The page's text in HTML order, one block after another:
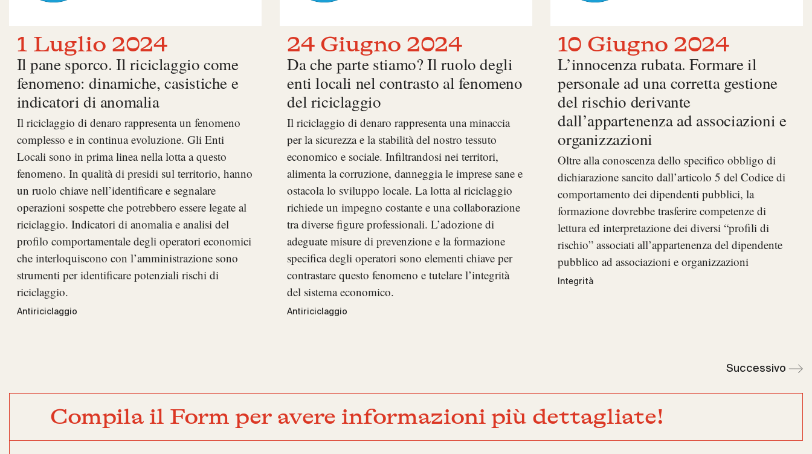
1 Luglio 2024
Il pane sporco. Il riciclaggio come
fenomeno: dinamiche, casistiche e
indicatori di anomalia
Il riciclaggio di denaro rappresenta un fenomeno
complesso e in continua evoluzione. Gli Enti
Locali sono in prima linea nella lotta a questo
fenomeno. In qualità di presidi sul territorio, hanno
un ruolo chiave nell’identificare e segnalare
operazioni sospette che potrebbero essere legate al
riciclaggio. Indicatori di anomalia e analisi del
profilo comportamentale degli operatori economici
che interloquiscono con l’amministrazione sono
strumenti per identificare potenziali rischi di
riciclaggio.
Antiriciclaggio
24 Giugno 2024
Da che parte stiamo? Il ruolo degli
enti locali nel contrasto al fenomeno
del riciclaggio
Il riciclaggio di denaro rappresenta una minaccia
per la sicurezza e la stabilità del nostro tessuto
economico e sociale. Infiltrandosi nei territori,
alimenta la corruzione, danneggia le imprese sane e
ostacola lo sviluppo locale. La lotta al riciclaggio
richiede un impegno costante e una collaborazione
tra diverse figure professionali. L’adozione di
adeguate misure di prevenzione e la formazione
specifica degli operatori sono elementi chiave per
contrastare questo fenomeno e tutelare l’integrità
del sistema economico.
Antiriciclaggio
10 Giugno 2024
L’innocenza rubata. Formare il
personale ad una corretta gestione
del rischio derivante
dall’appartenenza ad associazioni e
organizzazioni
Oltre alla conoscenza dello specifico obbligo di
dichiarazione sancito dall’articolo 5 del Codice di
comportamento dei dipendenti pubblici, la
formazione dovrebbe trasferire competenze di
lettura ed interpretazione dei diversi “profili di
rischio” associati all’appartenenza del dipendente
pubblico ad associazioni e organizzazioni
Integrità
Successivo
Compila il Form per avere informazioni più dettagliate!